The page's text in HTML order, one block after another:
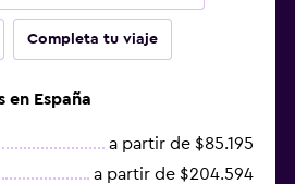
Completa tu viaje
en España
a partir de $85.195
a partir de $204.594